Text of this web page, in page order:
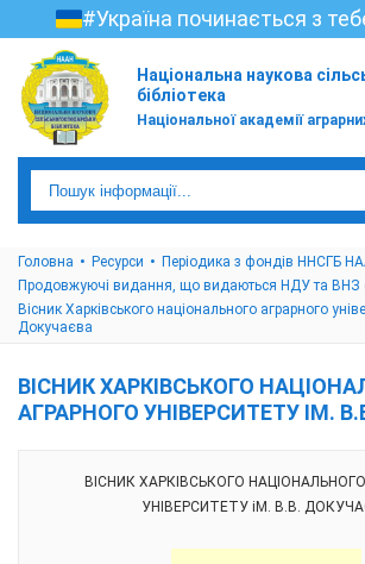
#Україна починається з
Національна наукова
бібліотека
Національної академії
Головна Ресурси
Періодика з фондів ННСГБ
Продовжуючі видання, що видаються НДУ та ВНЗ
Вісник Харківського національного аграрного
Докучаєва
ВІСНИК ХАРКІВСЬКОГО
АГРАРНОГО УНІВЕРСИТЕТУ ІМ.
ВІСНИК ХАРКІВСЬКОГО
УНІВЕРСИТЕТУ іМ. В.В.